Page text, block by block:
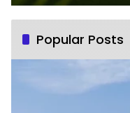
Popular Posts